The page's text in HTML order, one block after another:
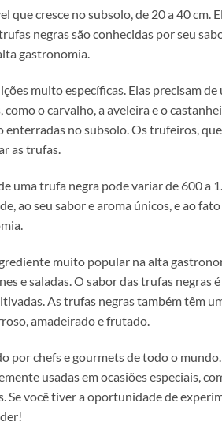
cresce no subsolo, de 20 a 40 cm.
negras são conhecidas por seu
gastronomia.
muito específicas. Elas precisam
o carvalho, a aveleira e o
no subsolo. Os trufeiros, que
as trufas.
uma trufa negra pode variar de 600 a
ao seu sabor e aroma únicos, e ao
muito popular na alta
e saladas. O sabor das trufas negras
As trufas negras também têm
amadeirado e frutado.
por chefs e gourmets de todo o mundo.
usadas em ocasiões especiais,
Se você tiver a oportunidade de